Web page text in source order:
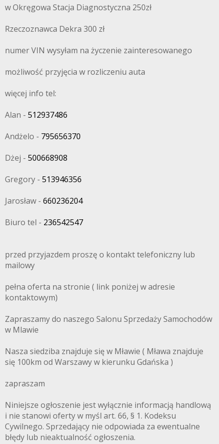
w Okręgowa Stacja Diagnostyczna 250zł
Rzeczoznawca Dekra 300 zł
numer VIN wysyłam na życzenie zainteresowanego
możliwość przyjęcia w rozliczeniu auta
więcej info tel:
Alan - 512937486
Andżelo - 795656370
Dżej - 500668908
Gregory - 513946356
Jarosław - 660236204
Biuro tel - 236542547
przed przyjazdem proszę o kontakt telefoniczny lub
mailowy
pełna oferta na stronie ( link poniżej w adresie
kontaktowym)
Zapraszamy do naszego Salonu Sprzedaży Samochodów
w Mlawie
Nasza siedziba znajduje się w Mławie ( Mława znajduje
się 100km od Warszawy w kierunku Gdańska )
zapraszam
Niniejsze ogłoszenie jest wyłącznie informacją handlową
i nie stanowi oferty w myśl art. 66, § 1. Kodeksu
Cywilnego. Sprzedający nie odpowiada za ewentualne
błędy lub nieaktualność ogłoszenia.